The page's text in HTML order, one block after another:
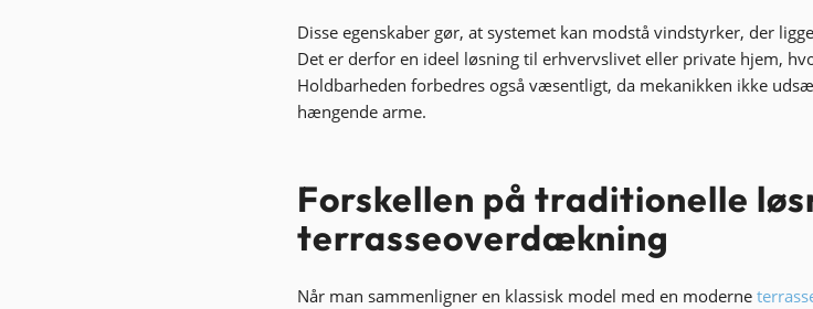
Disse egenskaber gør, at systemet kan modstå vindstyrker, der
Det er derfor en ideel løsning til erhvervslivet eller private hjem,
Holdbarheden forbedres også væsentligt, da mekanikken ikke
hængende arme.
Forskellen på traditionelle
terrasseoverdækning
Når man sammenligner en klassisk model med en moderne